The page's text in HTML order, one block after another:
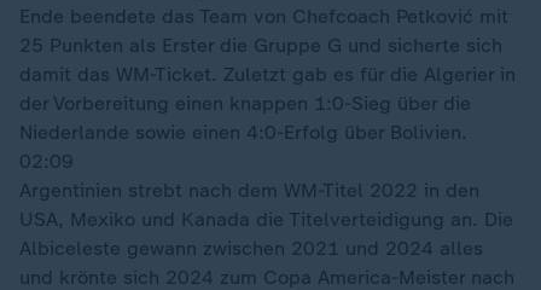
Ende beendete das Team von Chefcoach Petković mit
25 Punkten als Erster die Gruppe G und sicherte sich
damit das WM-Ticket. Zuletzt gab es für die Algerier in
der Vorbereitung einen knappen 1:0-Sieg über die
Niederlande sowie einen 4:0-Erfolg über Bolivien.
02:09
Argentinien strebt nach dem WM-Titel 2022 in den
USA, Mexiko und Kanada die Titelverteidigung an. Die
Albiceleste gewann zwischen 2021 und 2024 alles
und krönte sich 2024 zum Copa America-Meister nach